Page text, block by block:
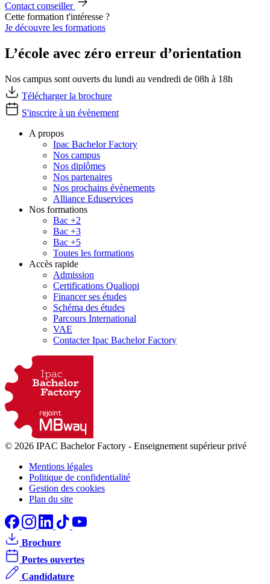
Contact conseiller
Cette formation t'intéresse ?
Je découvre les formations
L’école avec zéro erreur d’orientation
Nos campus sont ouverts du lundi au vendredi de 08h à 18h
Télécharger la brochure
S'inscrire à un évènement
A propos
Ipac Bachelor Factory
Nos campus
Nos diplômes
Nos partenaires
Nos prochains évènements
Alliance Eduservices
Nos formations
Bac +2
Bac +3
Bac +5
Toutes les formations
Accès rapide
Admission
Certifications Qualiopi
Financer ses études
Schéma des études
Parcours International
VAE
Contacter Ipac Bachelor Factory
© 2026 IPAC Bachelor Factory - Enseignement supérieur privé
Mentions légales
Politique de confidentialité
Gestion des cookies
Plan du site
Brochure
Portes ouvertes
Candidature